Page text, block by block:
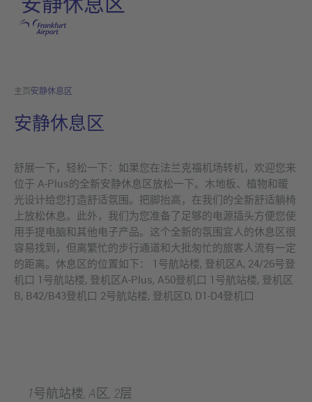
跳转至主页
主页安静休息区
安静休息区
舒展一下，轻松一下：如果您在法兰克福机场转机，欢迎您来
位于 A-Plus的全新安静休息区放松一下。木地板、植物和暖
光设计给您打造舒适氛围。把脚抬高，在我们的全新舒适躺椅
上放松休息。此外，我们为您准备了足够的电源插头方便您使
用手提电脑和其他电子产品。这个全新的氛围宜人的休息区很
容易找到，但离繁忙的步行通道和大批匆忙的旅客人流有一定
的距离。休息区的位置如下： 1号航站楼, 登机区A, 24/26号登
机口 1号航站楼, 登机区A-Plus, A50登机口 1号航站楼, 登机区
B, B42/B43登机口 2号航站楼, 登机区D, D1-D4登机口
1号航站楼, A区, 2层